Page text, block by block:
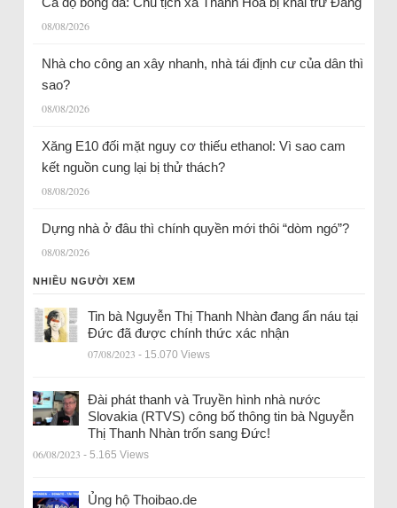
08/08/2026
Nhà cho công an xây nhanh, nhà tái định cư của dân thì
sao?
08/08/2026
Xăng E10 đối mặt nguy cơ thiếu ethanol: Vì sao cam
kết nguồn cung lại bị thử thách?
08/08/2026
Dựng nhà ở đâu thì chính quyền mới thôi “dòm ngó”?
08/08/2026
NHIỀU NGƯỜI XEM
Tin bà Nguyễn Thị Thanh Nhàn đang ẩn náu tại
Đức đã được chính thức xác nhận
07/08/2023 - 15.070 Views
Đài phát thanh và Truyền hình nhà nước
Slovakia (RTVS) công bố thông tin bà Nguyễn
Thị Thanh Nhàn trốn sang Đức!
06/08/2023 - 5.165 Views
Ủng hộ Thoibao.de